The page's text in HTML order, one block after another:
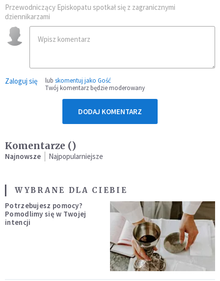
Przewodniczący Episkopatu spotkał się z zagranicznymi
dziennikarzami
Zaloguj się lub skomentuj jako Gość
Twój komentarz będzie moderowany
DODAJ KOMENTARZ
Komentarze ()
Najnowsze Najpopularniejsze
WYBRANE DLA CIEBIE
Potrzebujesz pomocy?
Pomodlimy się w Twojej
intencji